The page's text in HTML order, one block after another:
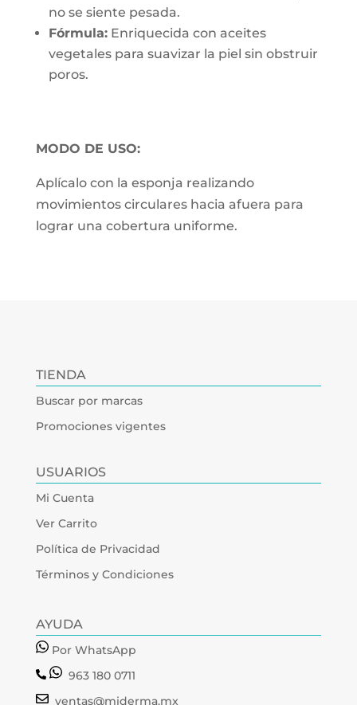
no se siente pesada.
Fórmula:Enriquecida con aceites
vegetales para suavizar la piel sin obstruir
poros.
MODO DE USO:
Aplícalo con la esponja realizando
movimientos circulares hacia afuera para
lograr una cobertura uniforme.
TIENDA
Buscar por marcas
Promociones vigentes
USUARIOS
Mi Cuenta
Ver Carrito
Política de Privacidad
Términos y Condiciones
AYUDA
Por WhatsApp
963 180 0711
ventas@miderma.mx